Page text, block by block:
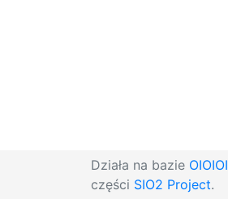
Działa na bazie OIOIOI
części SIO2 Project.